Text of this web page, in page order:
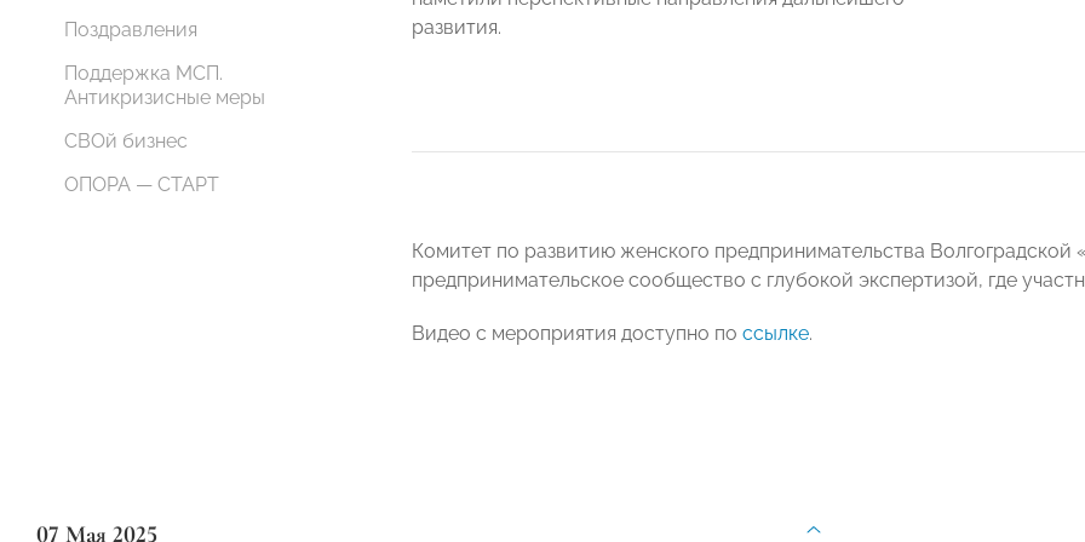
Поздравления
Поддержка МСП.
Антикризисные меры
СВОй бизнес
ОПОРА — СТАРТ
развития.
Комитет по развитию женского предпринимательства
предпринимательское сообщество с глубокой экспертизой, где
Видео с мероприятия доступно по ссылке.
07 Мая 2025